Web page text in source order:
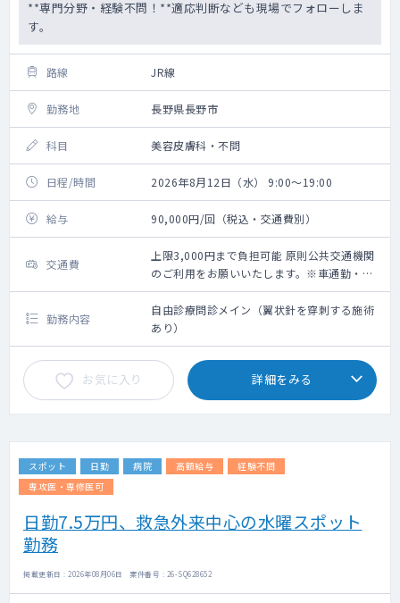
**専門分野・経験不問！**適応判断なども現場でフォローしま
す。
路線 JR線
勤務地 長野県長野市
科目 美容皮膚科・不問
日程/時間 2026年8月12日（水） 9:00～19:00
給与 90,000円/回（税込・交通費別）
交通費
上限3,000円まで負担可能 原則公共交通機関
のご利用をお願いいたします。※車通勤・タ
クシー利用要相談
勤務内容
自由診療問診メイン（翼状針を穿刺する施術
あり）
お気に入り 詳細をみる
スポット 日勤 病院 高額給与
経験不問
専攻医・専修医可
日勤7.5万円、救急外来中心の水曜スポット
勤務
掲載更新日 : 2026年08月06日 案件番号 : 26-SQ628652